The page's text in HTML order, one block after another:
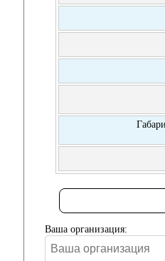
Ваша организация: